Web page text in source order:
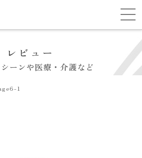
レビュー
ーンや医療・介護など
1